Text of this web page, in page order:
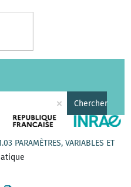
× Chercher
PARAMÈTRES, VARIABLES ET